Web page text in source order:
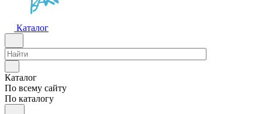
Каталог
Каталог
По всему сайту
По каталогу